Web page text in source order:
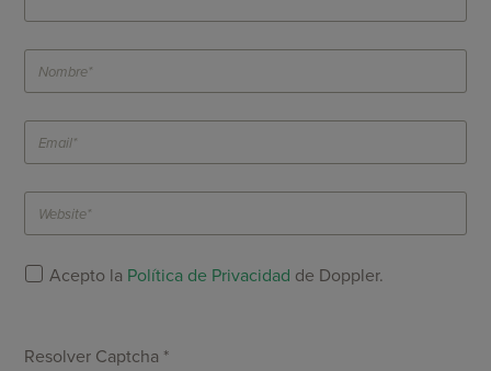
Acepto la Política de Privacidad de Doppler.
Resolver Captcha *